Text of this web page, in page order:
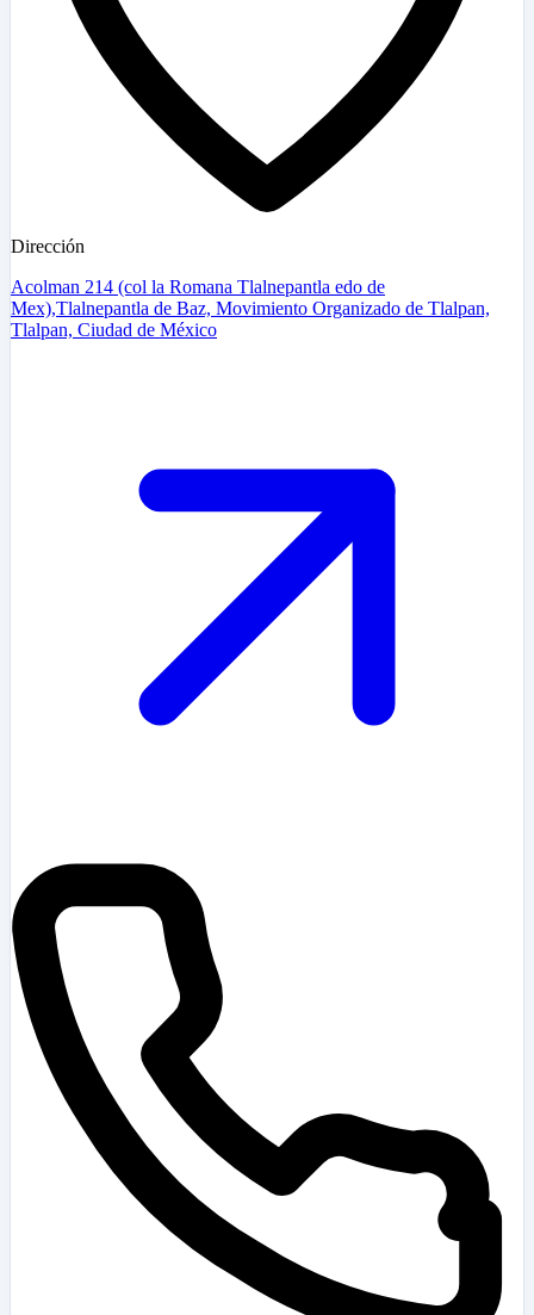
Dirección
Acolman 214 (col la Romana Tlalnepantla edo de
Mex),Tlalnepantla de Baz, Movimiento Organizado de Tlalpan,
Tlalpan, Ciudad de México